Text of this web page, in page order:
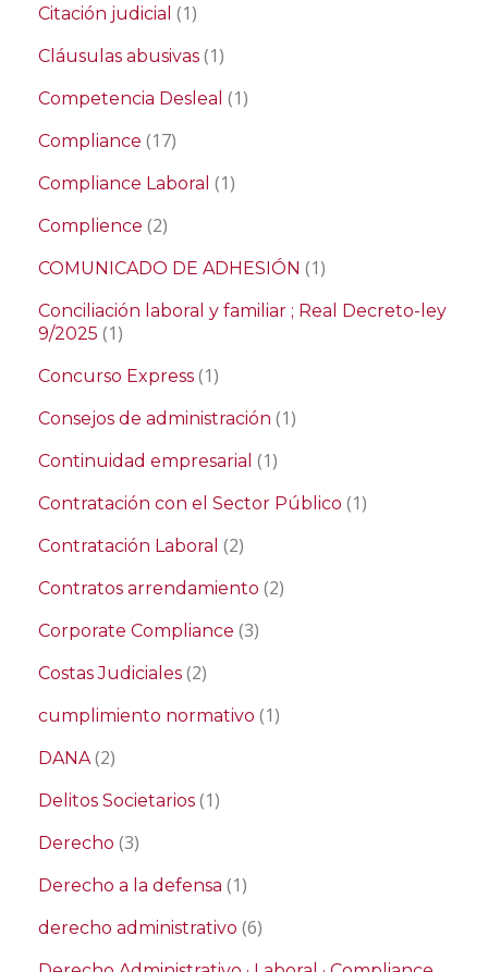
Citación judicial (1)
Cláusulas abusivas (1)
Competencia Desleal (1)
Compliance (17)
Compliance Laboral (1)
Complience (2)
COMUNICADO DE ADHESIÓN (1)
Conciliación laboral y familiar ; Real Decreto-ley
9/2025 (1)
Concurso Express (1)
Consejos de administración (1)
Continuidad empresarial (1)
Contratación con el Sector Público (1)
Contratación Laboral (2)
Contratos arrendamiento (2)
Corporate Compliance (3)
Costas Judiciales (2)
cumplimiento normativo (1)
DANA(2)
Delitos Societarios (1)
Derecho (3)
Derecho a la defensa (1)
derecho administrativo (6)